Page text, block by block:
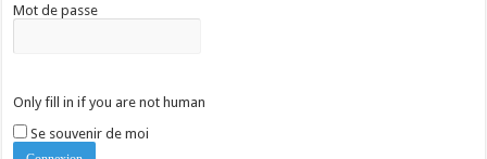
Mot de passe
Only fill in if you are not human
Se souvenir de moi